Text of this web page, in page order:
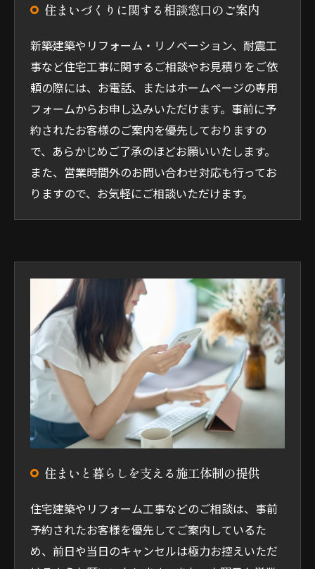
住まいづくりに関する相談窓口のご案内
新築建築やリフォーム・リノベーション、耐震工
事など住宅工事に関するご相談やお見積りをご依
頼の際には、お電話、またはホームページの専用
フォームからお申し込みいただけます。事前に予
約されたお客様のご案内を優先しておりますの
で、あらかじめご了承のほどお願いいたします。
また、営業時間外のお問い合わせ対応も行ってお
りますので、お気軽にご相談いただけます。
住まいと暮らしを支える施工体制の提供
住宅建築やリフォーム工事などのご相談は、事前
予約されたお客様を優先してご案内しているた
め、前日や当日のキャンセルは極力お控えいただ